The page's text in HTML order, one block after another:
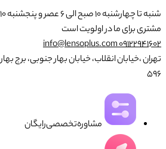
شنبه تا چهارشنبه ۱۰ صبح الی ۶ عصر و پنجشنبه ۱۰ صبح الی ۱۶ عصر
مشتری برای ما در اولویت است
۰۹۱۲۲۹۴۱۶۰۲info@lensoplus.com
تهران ،خیابان انقلاب، خیابان بهار جنوبی، برج
۵۹۶
مشاوره‌تخصصی‌رایگان